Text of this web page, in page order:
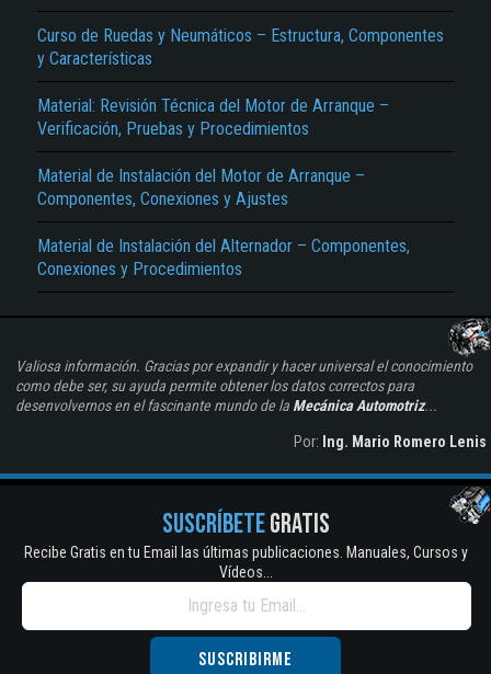
Curso de Ruedas y Neumáticos – Estructura, Componentes
y Características
Material: Revisión Técnica del Motor de Arranque –
Verificación, Pruebas y Procedimientos
Material de Instalación del Motor de Arranque –
Componentes, Conexiones y Ajustes
Material de Instalación del Alternador – Componentes,
Conexiones y Procedimientos
Valiosa información. Gracias por expandir y hacer universal el conocimiento
como debe ser, su ayuda permite obtener los datos correctos para
desenvolvernos en el fascinante mundo de la Mecánica Automotriz...
Por: Ing. Mario Romero Lenis
SUSCRÍBETEGRATIS
Recibe Gratis en tu Email las últimas publicaciones. Manuales, Cursos y
Vídeos...